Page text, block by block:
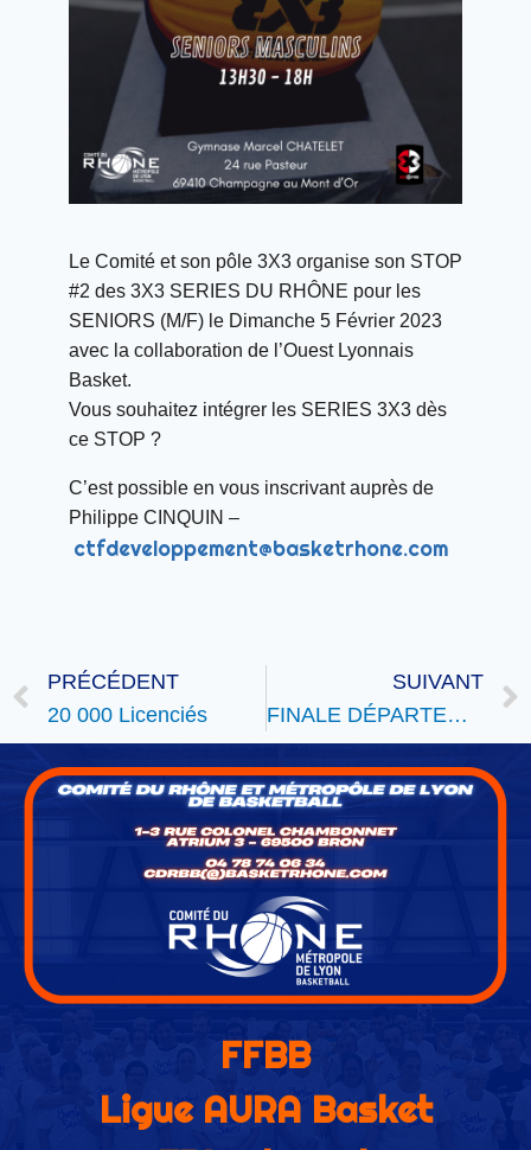
Le Comité et son pôle 3X3 organise son STOP
#2 des 3X3 SERIES DU RHÔNE pour les
SENIORS (M/F) le Dimanche 5 Février 2023
avec la collaboration de l’Ouest Lyonnais
Basket.
Vous souhaitez intégrer les SERIES 3X3 dès
ce STOP ?
C’est possible en vous inscrivant auprès de
Philippe CINQUIN –
ctfdeveloppement@basketrhone.com
PRÉCÉDENT
20 000 Licenciés
SUIVANT
FINALE DÉPARTEMENTALE CHALLENGE BENJAMIN(E)S
FFBB
Ligue AURA Basket